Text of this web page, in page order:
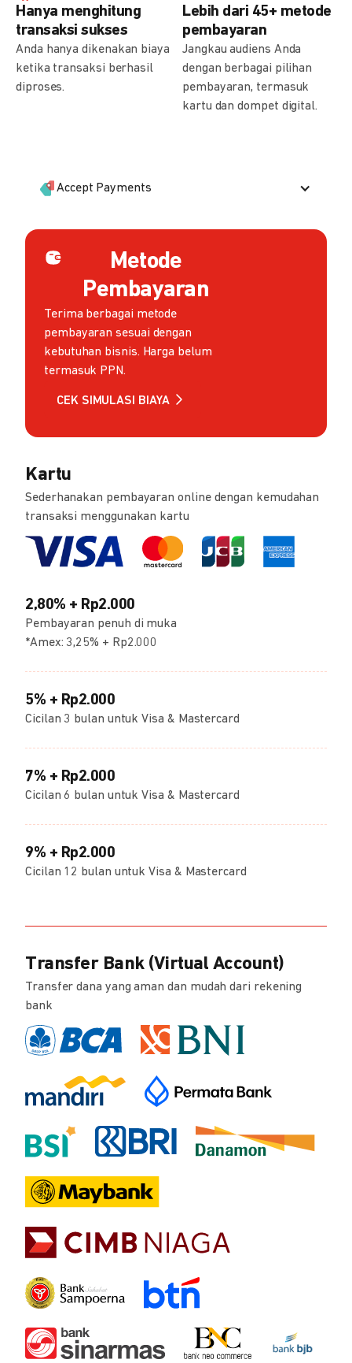
Hanya menghitung
transaksi sukses
Anda hanya dikenakan biaya
ketika transaksi berhasil
diproses.
Lebih dari 45+ metode
pembayaran
Jangkau audiens Anda
dengan berbagai pilihan
pembayaran, termasuk
kartu dan dompet digital.
Accept Payments
Metode
Pembayaran
Terima berbagai metode
pembayaran sesuai dengan
kebutuhan bisnis. Harga belum
termasuk PPN.
CEK SIMULASI BIAYA
Kartu
Sederhanakan pembayaran online dengan kemudahan
transaksi menggunakan kartu
2,80% + Rp2.000
Pembayaran penuh di muka
*Amex: 3,25% + Rp2.000
5% + Rp2.000
Cicilan 3 bulan untuk Visa & Mastercard
7% + Rp2.000
Cicilan 6 bulan untuk Visa & Mastercard
9% + Rp2.000
Cicilan 12 bulan untuk Visa & Mastercard
Transfer Bank (Virtual Account)
Transfer dana yang aman dan mudah dari rekening
bank